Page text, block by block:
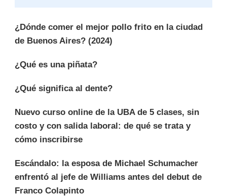
¿Dónde comer el mejor pollo frito en la ciudad
de Buenos Aires? (2024)
¿Qué es una piñata?
¿Qué significa al dente?
Nuevo curso online de la UBA de 5 clases, sin
costo y con salida laboral: de qué se trata y
cómo inscribirse
Escándalo: la esposa de Michael Schumacher
enfrentó al jefe de Williams antes del debut de
Franco Colapinto